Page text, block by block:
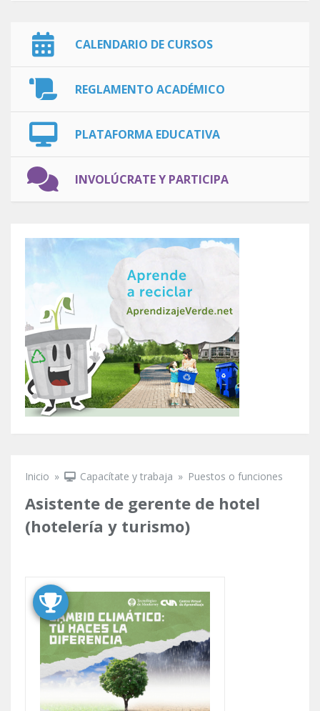
CALENDARIO DE CURSOS
REGLAMENTO ACADÉMICO
PLATAFORMA EDUCATIVA
INVOLÚCRATE Y PARTICIPA
Inicio » Capacítate y trabaja » Puestos o funciones
Asistente de gerente de hotel
(hotelería y turismo)